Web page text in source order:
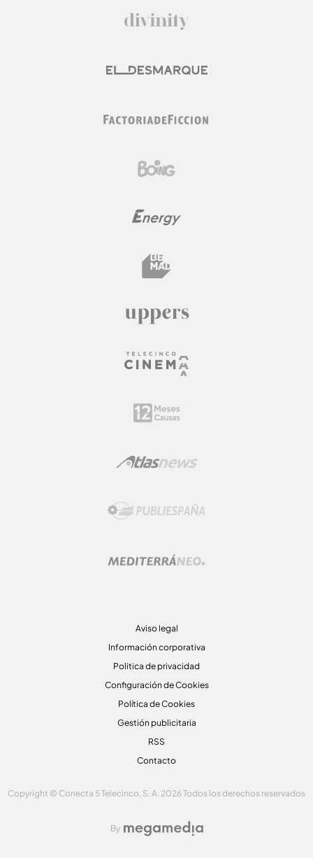
Aviso legal
Información corporativa
Politica de privacidad
Configuración de Cookies
Política de Cookies
Gestión publicitaria
RSS
Contacto
Copyright © Conecta 5 Telecinco, S. A. 2026 Todos los derechos reservados
By